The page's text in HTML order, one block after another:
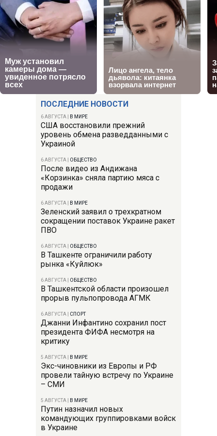
ПОСЛЕДНИЕ НОВОСТИ
6 АВГУСТА В МИРЕ
США восстановили прежний
уровень обмена разведданными с
Украиной
6 АВГУСТА ОБЩЕСТВО
После видео из Андижана
«Корзинка» сняла партию мяса с
продажи
6 АВГУСТА В МИРЕ
Зеленский заявил о трехкратном
сокращении поставок Украине ракет
ПВО
6 АВГУСТА ОБЩЕСТВО
В Ташкенте ограничили работу
рынка «Куйлюк»
6 АВГУСТА ОБЩЕСТВО
В Ташкентской области произошел
прорыв пульпопровода АГМК
6 АВГУСТА СПОРТ
Джанни Инфантино сохранил пост
президента ФИФА несмотря на
критику
5 АВГУСТА В МИРЕ
Экс-чиновники из Европы и РФ
провели тайную встречу по Украине
– СМИ
5 АВГУСТА В МИРЕ
Путин назначил новых
командующих группировками войск
в Украине